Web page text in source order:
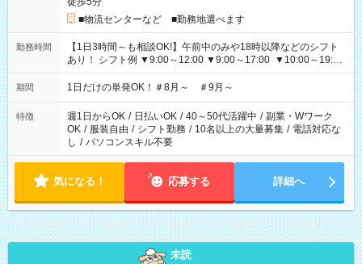
■物流センターなど ■勤務地選べます
勤務時間
【1日3時間～も相談OK!】午前中のみや18時以降などのシフト
あり！ シフト例 ▼9:00～12:00 ▼9:00～17:00 ▼10:00～19:00
▼18:00～21:00
期間 1日だけの単発OK！＃8月～ ＃9月～
特徴 週1日からOK / 日払いOK / 40～50代活躍中 / 副業・Wワーク
OK / 服装自由 / シフト勤務 / 10名以上の大量募集 / 電話対応な
し / パソコンスキル不要
気になる！ 応募する 詳細へ
未読